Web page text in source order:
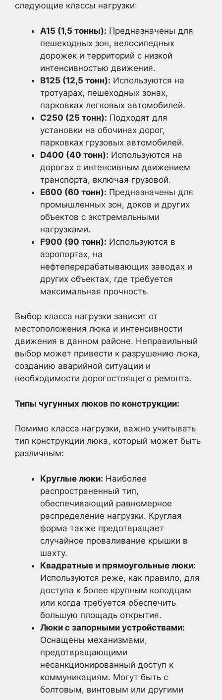
следующие классы нагрузки:
A15 (1,5 тонны): Предназначены для
пешеходных зон, велосипедных
дорожек и территорий с низкой
интенсивностью движения.
B125 (12,5 тонн): Используются на
тротуарах, пешеходных зонах,
парковках легковых автомобилей.
C250 (25 тонн): Подходят для
установки на обочинах дорог,
парковках грузовых автомобилей.
D400 (40 тонн): Используются на
дорогах с интенсивным движением
транспорта, включая грузовой.
E600 (60 тонн): Предназначены для
промышленных зон, доков и других
объектов с экстремальными
нагрузками.
F900 (90 тонн): Используются в
аэропортах, на
нефтеперерабатывающих заводах и
других объектах, где требуется
максимальная прочность.
Выбор класса нагрузки зависит от
местоположения люка и интенсивности
движения в данном районе. Неправильный
выбор может привести к разрушению люка,
созданию аварийной ситуации и
необходимости дорогостоящего ремонта.
Типы чугунных люков по конструкции:
Помимо класса нагрузки, важно учитывать
тип конструкции люка, который может быть
различным:
Круглые люки: Наиболее
распространенный тип,
обеспечивающий равномерное
распределение нагрузки. Круглая
форма также предотвращает
случайное проваливание крышки в
шахту.
Квадратные и прямоугольные люки:
Используются реже, как правило, для
доступа к более крупным колодцам
или когда требуется обеспечить
большую площадь открытия.
Люки с запорными устройствами:
Оснащены механизмами,
предотвращающими
несанкционированный доступ к
коммуникациям. Могут быть с
болтовым, винтовым или другими